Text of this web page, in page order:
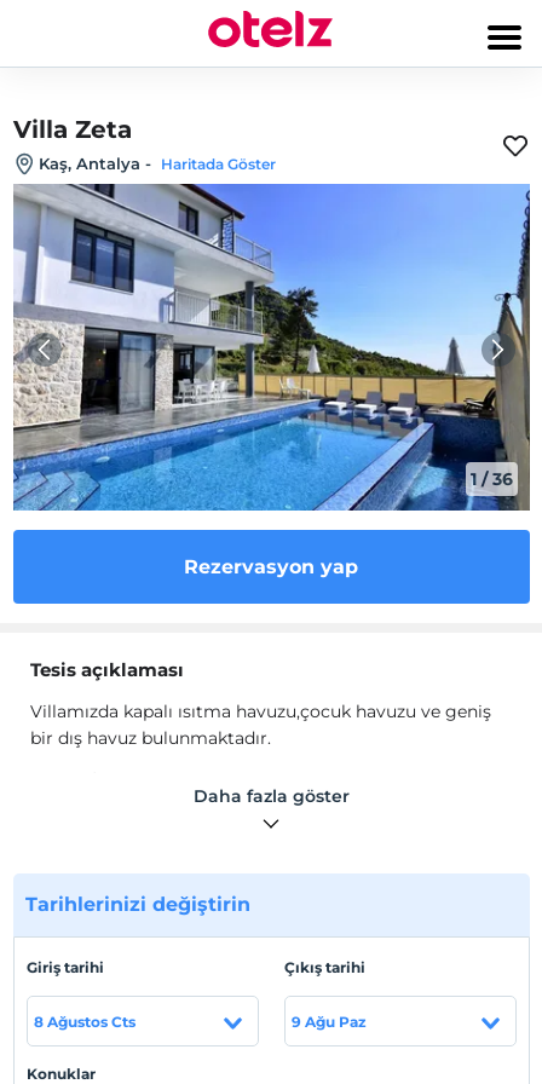
Villa Zeta
Kaş, Antalya - Haritada Göster
1 /36
Rezervasyon yap
Tesis açıklaması
Villamızda kapalı ısıtma havuzu,çocuk havuzu ve geniş
bir dış havuz bulunmaktadır.
konumu 3 yatak odası- 6 kişi konaklama kapasitesi ile
muhafazakar villalarımız arasında yer almaktadır.
Tesis lokasyon bilgileri
Daha fazla göster
Tarihlerinizi değiştirin
Giriş tarihi
8 Ağustos Cts
Çıkış tarihi
9 Ağu Paz
Konuklar